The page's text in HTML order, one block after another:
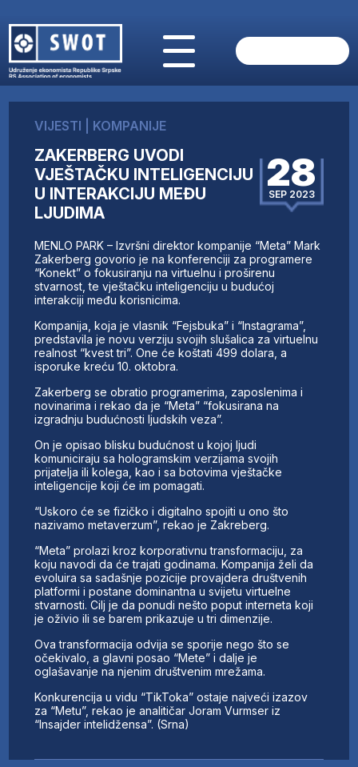
O NAMA
AKTUELNO
ANALIZE
KOMPANIJE
FINANSIJE
IZ STRANIH MEDIJA
AKTIVNOSTI
SWOT INTERVJU
UČLANI SE
KONTAKT
VIJESTI KOMPANIJE
ZAKERBERG UVODI
VJEŠTAČKU INTELIGENCIJU
U INTERAKCIJU MEĐU
LJUDIMA
28
SEP 2023
MENLO PARK – Izvršni direktor kompanije “Meta” Mark
Zakerberg govorio je na konferenciji za programere
“Konekt” o fokusiranju na virtuelnu i proširenu
stvarnost, te vještačku inteligenciju u budućoj
interakciji među korisnicima.
Kompanija, koja je vlasnik “Fejsbuka” i “Instagrama”,
predstavila je novu verziju svojih slušalica za virtuelnu
realnost “kvest tri”. One će koštati 499 dolara, a
isporuke kreću 10. oktobra.
Zakerberg se obratio programerima, zaposlenima i
novinarima i rekao da je “Meta” “fokusirana na
izgradnju budućnosti ljudskih veza”.
On je opisao blisku budućnost u kojoj ljudi
komuniciraju sa hologramskim verzijama svojih
prijatelja ili kolega, kao i sa botovima vještačke
inteligencije koji će im pomagati.
“Uskoro će se fizičko i digitalno spojiti u ono što
nazivamo metaverzum”, rekao je Zakreberg.
“Meta” prolazi kroz korporativnu transformaciju, za
koju navodi da će trajati godinama. Kompanija želi da
evoluira sa sadašnje pozicije provajdera društvenih
platformi i postane dominantna u svijetu virtuelne
stvarnosti. Cilj je da ponudi nešto poput interneta koji
je oživio ili se barem prikazuje u tri dimenzije.
Ova transformacija odvija se sporije nego što se
očekivalo, a glavni posao “Mete” i dalje je
oglašavanje na njenim društvenim mrežama.
Konkurencija u vidu “TikToka” ostaje najveći izazov
za “Metu”, rekao je analitičar Joram Vurmser iz
“Insajder intelidžensa”. (Srna)